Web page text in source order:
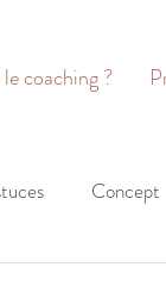
coaching ?
Concept